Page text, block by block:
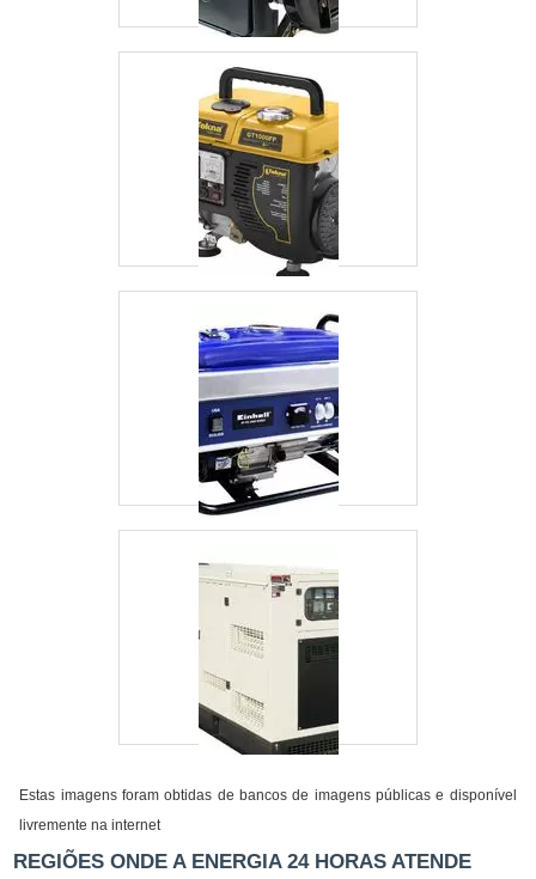
Estas imagens foram obtidas de bancos de imagens públicas e disponível
livremente na internet
REGIÕES ONDE A ENERGIA 24 HORAS ATENDE